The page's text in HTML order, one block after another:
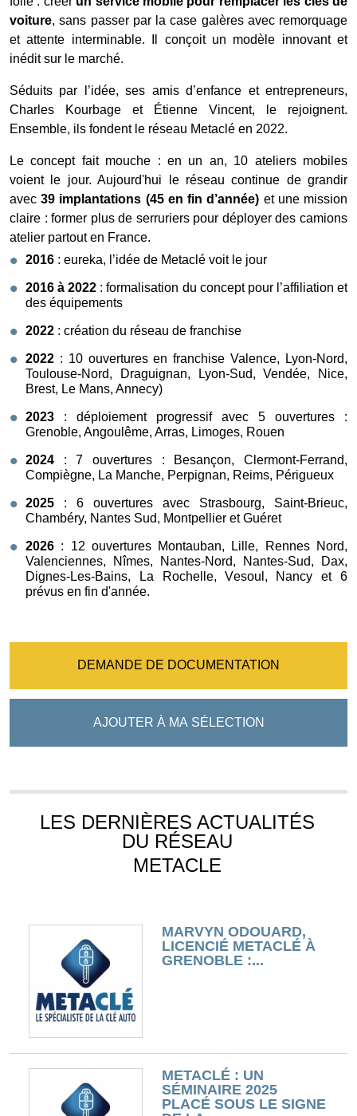
voiture, sans passer par la case galères avec remorquage
et attente interminable. Il conçoit un modèle innovant et
inédit sur le marché.
Séduits par l’idée, ses amis d’enfance et entrepreneurs,
Charles Kourbage et Étienne Vincent, le rejoignent.
Ensemble, ils fondent le réseau Metaclé en 2022.
Le concept fait mouche : en un an, 10 ateliers mobiles
voient le jour. Aujourd'hui le réseau continue de grandir
avec 39 implantations (45 en fin d’année) et une mission
claire : former plus de serruriers pour déployer des camions
atelier partout en France.
2016 : eureka, l’idée de Metaclé voit le jour
2016 à 2022 : formalisation du concept pour l’affiliation et
des équipements
2022 : création du réseau de franchise
2022 : 10 ouvertures en franchise Valence, Lyon-Nord,
Toulouse-Nord, Draguignan, Lyon-Sud, Vendée, Nice,
Brest, Le Mans, Annecy)
2023 : déploiement progressif avec 5 ouvertures :
Grenoble, Angoulême, Arras, Limoges, Rouen
2024 : 7 ouvertures : Besançon, Clermont-Ferrand,
Compiègne, La Manche, Perpignan, Reims, Périgueux
2025 : 6 ouvertures avec Strasbourg, Saint-Brieuc,
Chambéry, Nantes Sud, Montpellier et Guéret
2026 : 12 ouvertures Montauban, Lille, Rennes Nord,
Valenciennes, Nîmes, Nantes-Nord, Nantes-Sud, Dax,
Dignes-Les-Bains, La Rochelle, Vesoul, Nancy et 6
prévus en fin d'année.
DEMANDE DE DOCUMENTATION
AJOUTER À MA SÉLECTION
LES DERNIÈRES ACTUALITÉS
DU RÉSEAU
METACLE
MARVYN ODOUARD,
LICENCIÉ METACLÉ À
GRENOBLE :...
METACLÉ : UN
SÉMINAIRE 2025
PLACÉ SOUS LE SIGNE